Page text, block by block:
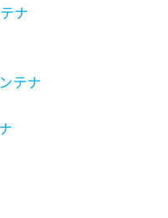
ナ
テナ